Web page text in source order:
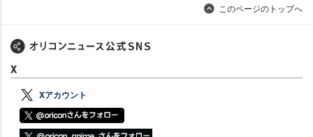
このページのトップへ
X
Xアカウント